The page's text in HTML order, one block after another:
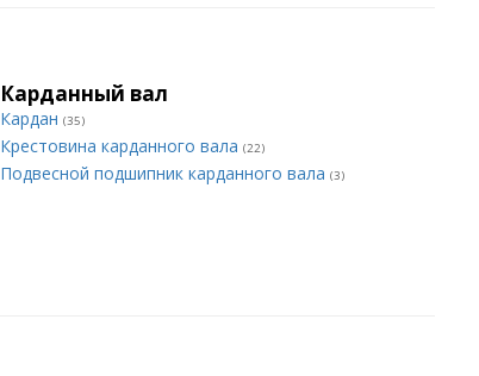
Карданный вал
Кардан (35)
Крестовина карданного вала (22)
Подвесной подшипник карданного вала (3)